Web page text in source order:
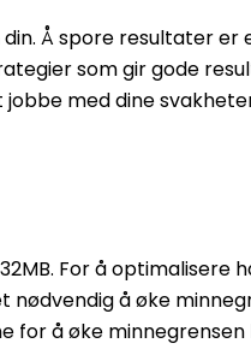
Å spore resultater er
som gir gode
med dine
For å optimalisere
å øke
for å øke